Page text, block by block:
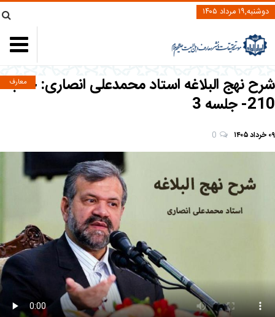
دوشنبه,۱۹ مرداد ۱۴۰۵
شرح نهج البلاغه استاد محمدعلی انصاری: خطبه
210- جلسه 3
۰۹ خرداد ۱۴۰۵ 0
معارف